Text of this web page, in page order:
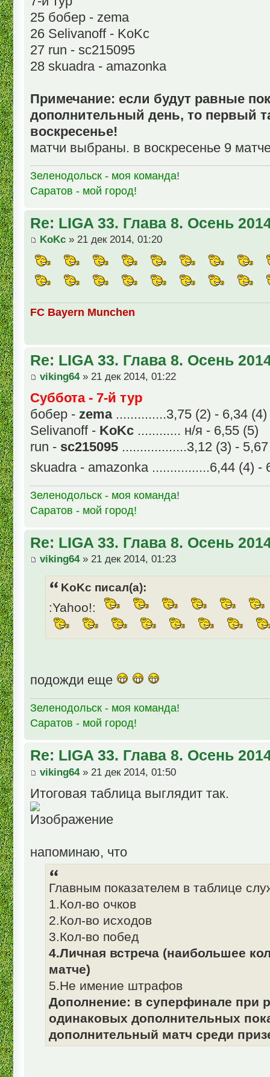
25 бобер - zema
26 Selivanoff - KoKc
27 run - sc215095
28 skuadra - amazonka
Примечание: если будут равные
дополнительный день, то первый
воскресенье!
матчи выбраны. в воскресенье 9
Зеленодольск - моя команда!
Саратов - мой город!
Re: LIGA 33. Глава 8. Осень
KoKc » 21 дек 2014, 01:20
FC Bayern Munchen
Re: LIGA 33. Глава 8. Осень
viking64» 21 дек 2014, 01:22
Суббота - 7-й тур
бобер - zema..............3,75 (2) - 6,34 (4)
Selivanoff - KoKc ............ н/я - 6,55 (5)
run - sc215095 ..................3,12 (3) -
skuadra - amazonka ................6,44 (4) -
Зеленодольск - моя команда!
Саратов - мой город!
Re: LIGA 33. Глава 8. Осень
viking64» 21 дек 2014, 01:23
KoKc писал(а):
:Yahoo!:
подожди еще
Зеленодольск - моя команда!
Саратов - мой город!
Re: LIGA 33. Глава 8. Осень
viking64» 21 дек 2014, 01:50
Итоговая таблица выглядит так.
напоминаю, что
Главным показателем в таблице
1.Кол-во очков
2.Кол-во исходов
3.Кол-во побед
4.Личная встреча (наибольшее
матче)
5.Не имение штрафов
Дополнение: в суперфинале при
одинаковых дополнительных
дополнительный матч среди